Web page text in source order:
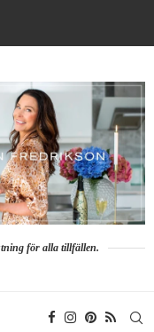
för alla tillfällen.